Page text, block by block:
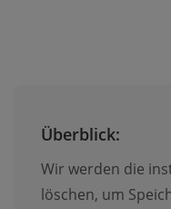
Überblick:
Wir werden die
löschen, um